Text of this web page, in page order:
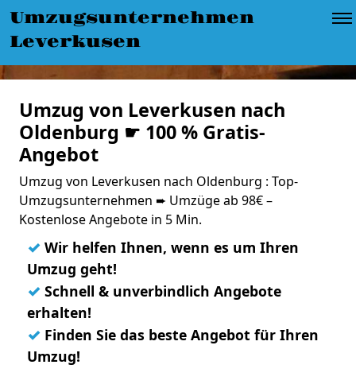
Umzugsunternehmen
Leverkusen
Umzug von Leverkusen nach
Oldenburg ☛ 100 % Gratis-
Angebot
Umzug von Leverkusen nach Oldenburg : Top-
Umzugsunternehmen ➨ Umzüge ab 98€ –
Kostenlose Angebote in 5 Min.
✓ Wir helfen Ihnen, wenn es um Ihren
Umzug geht!
✓ Schnell & unverbindlich Angebote
erhalten!
✓ Finden Sie das beste Angebot für Ihren
Umzug!